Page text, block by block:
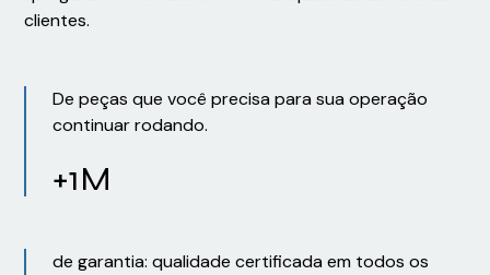
clientes.
De peças que você precisa para sua operação
continuar rodando.
+1M
de garantia: qualidade certificada em todos os